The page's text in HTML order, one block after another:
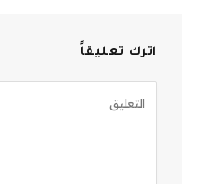
اترك تعليقاً